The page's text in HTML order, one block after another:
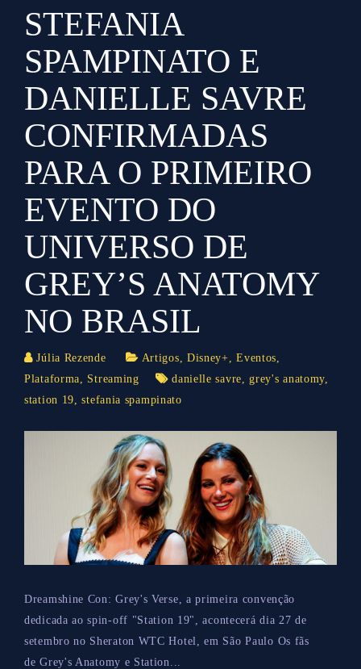
STEFANIA
SPAMPINATO E
DANIELLE SAVRE
CONFIRMADAS
PARA O PRIMEIRO
EVENTO DO
UNIVERSO DE
GREY’S ANATOMY
NO BRASIL
Júlia Rezende Artigos, Disney+,Eventos,
Plataforma, Streaming danielle savre,grey's anatomy,
station 19,stefania spampinato
Dreamshine Con: Grey's Verse, a primeira convenção
dedicada ao spin-off "Station 19", acontecerá dia 27 de
setembro no Sheraton WTC Hotel, em São Paulo Os fãs
de Grey's Anatomy e Station...